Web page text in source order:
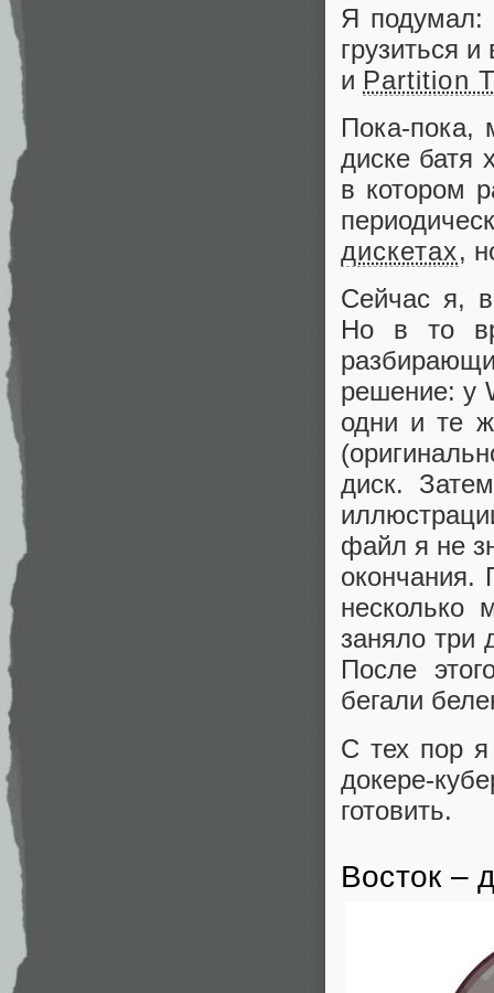
Я подумал:
грузиться
и Partition
Пока-пока,
диске батя
в котором
дискетах,
Сейчас я,
Но в то
решение: у
одни и те
диск.
файл я не
окончания.
несколько
заняло три
После
бегали
С тех пор
докере-
готовить.
Восток –